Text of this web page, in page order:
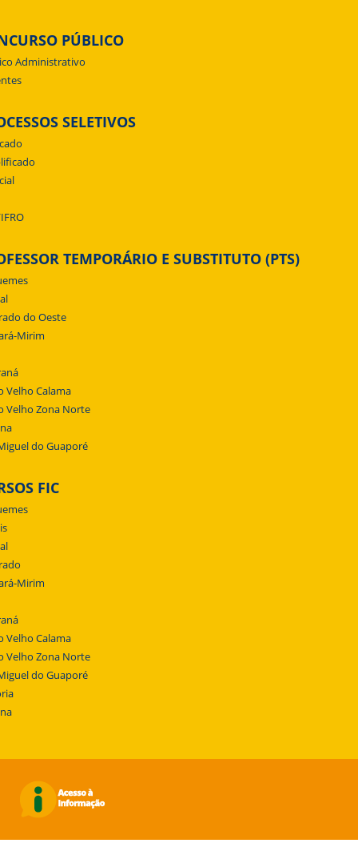
PÚBLICO
Administrativo
SELETIVOS
TEMPORÁRIO E SUBSTITUTO (PTS)
do Oeste
Mirim
Velho Calama
Velho Zona Norte
do Guaporé
FIC
Mirim
Velho Calama
Velho Zona Norte
do Guaporé